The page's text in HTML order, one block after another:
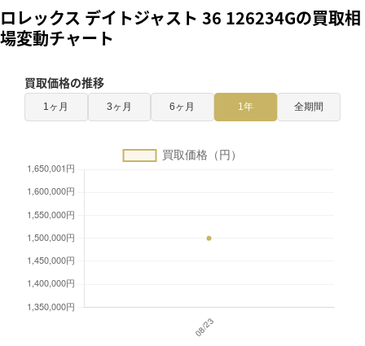
ロレックス デイトジャスト 36 126234Gの買取相
場変動チャート
買取価格の推移
1ヶ月 3ヶ月 6ヶ月 1年 全期間